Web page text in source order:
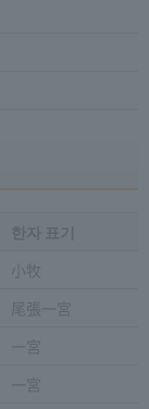
小牧
尾張一宮
一宮
一宮